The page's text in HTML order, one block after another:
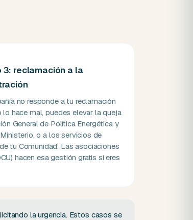
3: reclamación a la
no responde a tu reclamación
lo hace mal, puedes elevar la queja
General de Política Energética y
o a los servicios de
tu Comunidad. Las asociaciones
hacen esa gestión gratis si eres
la urgencia. Estos casos se